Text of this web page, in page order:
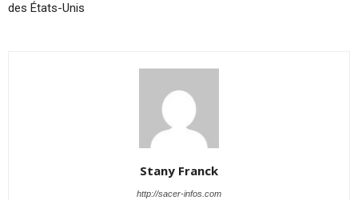
des États-Unis
Stany Franck
http://sacer-infos.com